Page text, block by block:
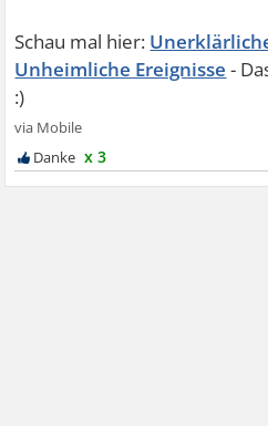
Unheimliche Ereignisse
x 3